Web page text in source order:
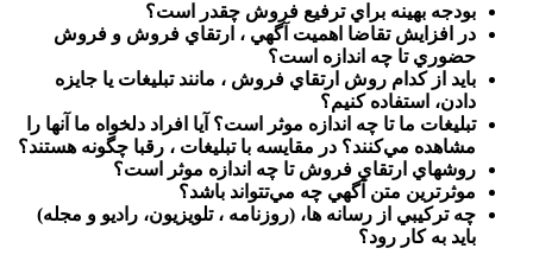
بودجه بهينه براي ترفيع فروش چقدر است؟
در افزايش تقاضا اهميت آگهي ، ارتقاي فروش و فروش
حضوري تا چه اندازه است؟
بايد از كدام روش ارتقاي فروش ، مانند تبليغات يا جايزه
دادن، استفاده كنيم؟
تبليغات ما تا چه اندازه موثر است؟ آيا افراد دلخواه ما آنها را
مشاهده مي‌كنند؟ در مقايسه با تبليغات ، رقبا چگونه هستند؟
روشهاي ارتقاي فروش تا چه اندازه موثر است؟
موثرترين متن آگهي چه مي‌تتواند باشد؟
چه تركيبي از رسانه ها، (روزنامه ، تلويزيون، راديو و مجله)
بايد به كار رود؟